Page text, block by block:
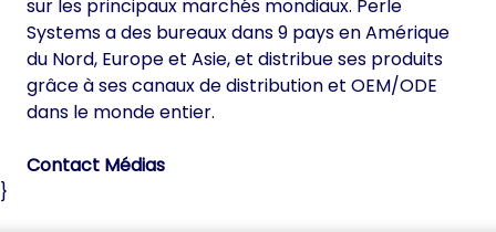
sur les principaux marchés mondiaux. Perle
Systems a des bureaux dans 9 pays en Amérique
du Nord, Europe et Asie, et distribue ses produits
grâce à ses canaux de distribution et OEM/ODE
dans le monde entier.
Contact Médias
}